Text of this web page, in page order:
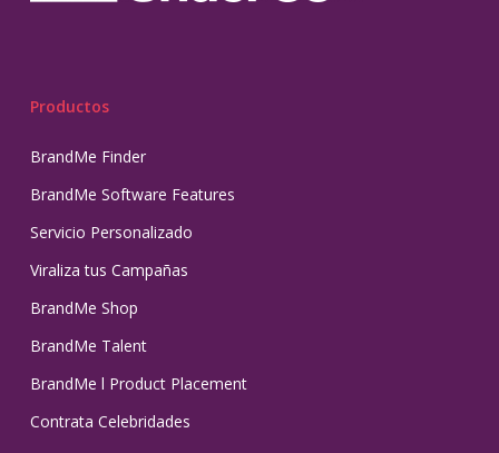
Productos
BrandMe Finder
BrandMe Software Features
Servicio Personalizado
Viraliza tus Campañas
BrandMe Shop
BrandMe Talent
BrandMe l Product Placement
Contrata Celebridades